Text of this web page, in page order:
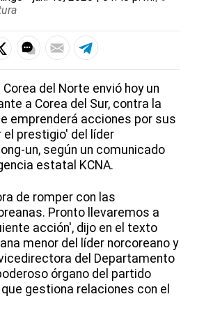
Corea del Norte envió hoy un
a Corea del Sur, contra la
emprenderá acciones por sus
prestigio' del líder
un, según un comunicado
estatal KCNA.
de romper con las
Pronto llevaremos a
acción', dijo en el texto
menor del líder norcoreano y
del Departamento
órgano del partido
gestiona relaciones con el